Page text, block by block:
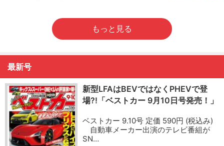
もっと見る
最新号
新型LFAはBEVではなくPHEVで登
場?!「ベストカー 9月10日号発売！」
ベストカー 9.10号 定価 590円 (税込み)
自動車メーカー出演のテレビ番組が
SN…